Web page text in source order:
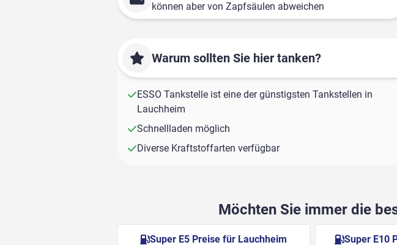
können aber von Zapfsäulen abweichen
Warum sollten Sie hier tanken?
ESSO Tankstelle ist eine der günstigsten Tankstellen in
Lauchheim
Schnellladen möglich
Diverse Kraftstoffarten verfügbar
Möchten Sie immer die
Super E5 Preise für Lauchheim Super E10